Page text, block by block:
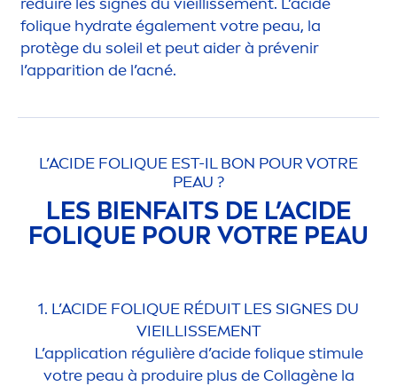
folique hydrate également votre peau, la
protège du soleil et peut aider à prévenir
l’apparition de l’acné.
L’ACIDE FOLIQUE EST-IL BON POUR VOTRE
PEAU ?
LES BIENFAITS DE L’ACIDE
FOLIQUE POUR VOTRE PEAU
1. L’ACIDE FOLIQUE RÉDUIT LES SIGNES DU
VIEILLISSEMENT
L’application régulière d’acide folique stimule
votre peau à produire plus de Collagène la